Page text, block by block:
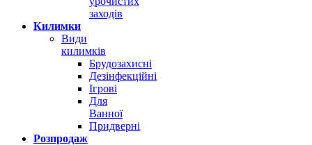
заходів
Килимки
Види
килимків
Брудозахисні
Дезінфекційні
Ігрові
Для
Ванної
Придверні
Розпродаж